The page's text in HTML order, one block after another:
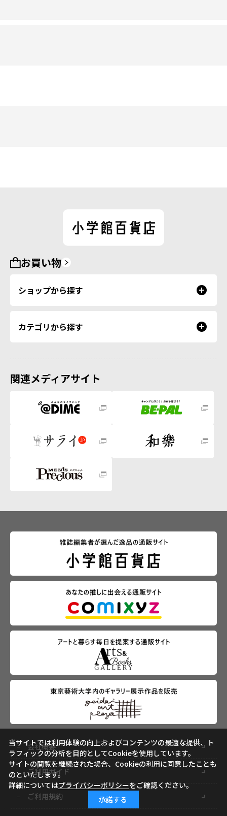
お買い物
ショップから探す
カテゴリから探す
関連メディアサイト
会社概要
ご利用ガイド
ご利用規約
当サイトでは利用体験の向上およびコンテンツの最適な提供、ト
ラフィックの分析を目的としてCookieを使用しています。
サイトの閲覧を継続された場合、Cookieの利用に同意したことも
のといたします。
詳細についてはプライバシーポリシーをご確認ください。
承諾する